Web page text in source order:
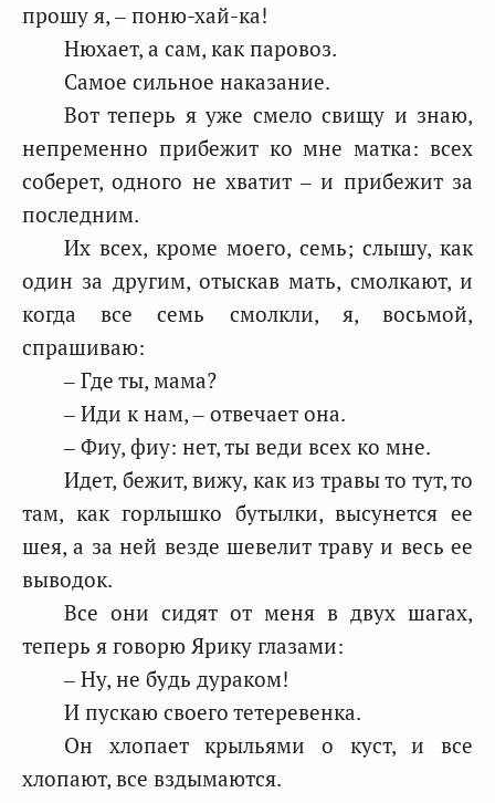
прошу я, – поню-хай-ка!
Нюхает, а сам, как паровоз.
Самое сильное наказание.
Вот теперь я уже смело свищу и знаю,
непременно прибежит ко мне матка: всех
соберет, одного не хватит – и прибежит за
последним.
Их всех, кроме моего, семь; слышу, как
один за другим, отыскав мать, смолкают, и
когда все семь смолкли, я, восьмой,
спрашиваю:
– Где ты, мама?
– Иди к нам, – отвечает она.
– Фиу, фиу: нет, ты веди всех ко мне.
Идет, бежит, вижу, как из травы то тут, то
там, как горлышко бутылки, высунется ее
шея, а за ней везде шевелит траву и весь ее
выводок.
Все они сидят от меня в двух шагах,
теперь я говорю Ярику глазами:
– Ну, не будь дураком!
И пускаю своего тетеревенка.
Он хлопает крыльями о куст, и все
хлопают, все вздымаются.